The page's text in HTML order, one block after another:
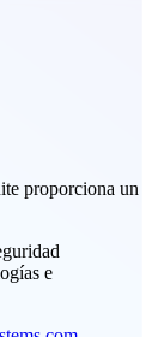
proporciona un
e